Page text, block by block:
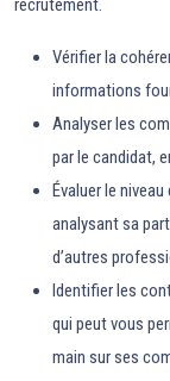
recrutement.
Vérifier la
informations
Analyser les
par le candidat,
Évaluer le
analysant sa
d’autres
Identifier les
qui peut vous
main sur ses